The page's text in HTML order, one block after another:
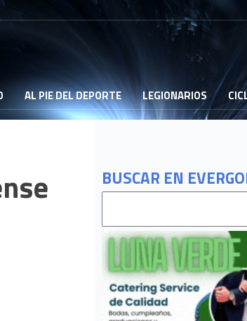
AL PIE DEL DEPORTE LEGIONARIOS
BUSCAR EN